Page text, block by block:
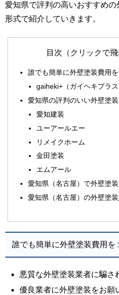
愛知県で評判の高いおすすめ
形式で紹介していきます。
目次（クリックで飛
誰でも簡単に外壁塗装費用
gaiheki+（ガイヘキプラス
愛知県の評判のいい外壁塗
愛知建装
ユーアールエー
リメイクホーム
金田塗装
エムアール
愛知県（名古屋）で外壁塗
愛知県（名古屋）の外壁塗
誰でも簡単に外壁塗装費用
悪質な外壁塗装業者に騙さ
優良業者に外壁塗装をお願